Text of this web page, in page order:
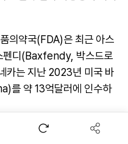
의약국(FDA)은 최근 아스
펜디(Baxfendy, 박스드로
카는 지난 2023년 미국 바
를 약 13억달러에 인수하
미충족 수요 부각